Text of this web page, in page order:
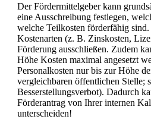
Der Fördermittelgeber kann
eine Ausschreibung festlegen,
welche Teilkosten förderfähig
Kostenarten (z. B. Zinskosten,
Förderung ausschließen. Zudem
Höhe Kosten maximal angesetzt
Personalkosten nur bis zur Höhe
vergleichbaren öffentlichen Stelle;
Besserstellungsverbot). Dadurch
Förderantrag von Ihrer internen
unterscheiden!